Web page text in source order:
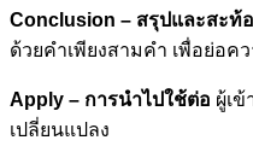
Conclusion – สรุปและสะท้
ด้วยคำเพียงสามคำ เพื่อย่อ
Apply – การนำไปใช้ต่อ ผู้เ
เปลี่ยนแปลง